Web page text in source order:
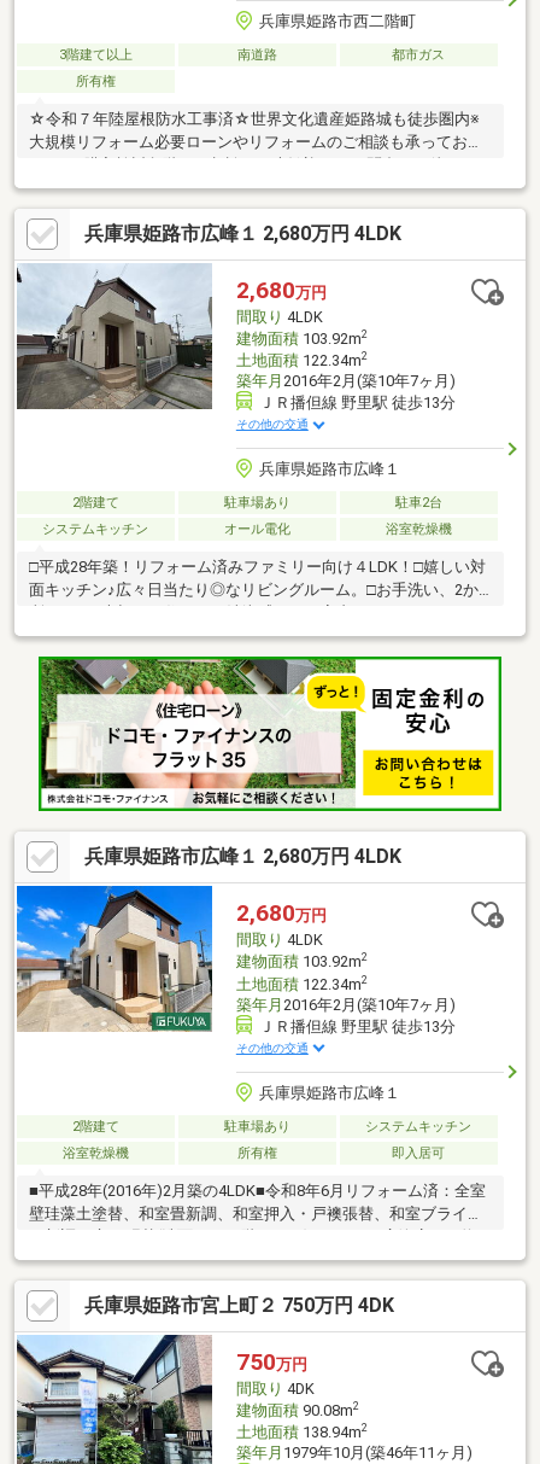
兵庫県姫路市西二階町
3階建て以上 南道路
都市ガス
所有権
☆令和７年陸屋根防水工事済☆世界文化遺産姫路城も徒歩圏内※
大規模リフォーム必要ローンやリフォームのご相談も承っており
おります(^▽^)/ハウスドゥ姫路花田 TEL 079-263-8520
兵庫県姫路市広峰１ 2,680万円 4LDK
2,680万円
間取り 4LDK
建物面積103.92m2
土地面積122.34m2
築年月 2016年2月(築10年7ヶ月)
ＪＲ播但線 野里駅 徒歩13分
その他の交通
兵庫県姫路市広峰１
2階建て 駐車場あり
駐車2台
システムキッチン
オール電化 浴室乾燥機
□平成28年築！リフォーム済みファミリー向け４LDK！□嬉しい対
面キッチン♪広々日当たり◎なリビングルーム。□お手洗い、2か
で、居心地のいい室内に仕上がっています。■建築士が物件案内
＆専門的アドバイス付き！建築士と一緒に中古物件を見学できる
ので、その場で不安や疑問を解消できます。さらに、物件の状態
をしっかりチェックする『ホームインスペクション（建物状況調
査）』も実施。安心してスムーズに中古物件を購入できます！
兵庫県姫路市広峰１ 2,680万円 4LDK
2,680万円
間取り 4LDK
建物面積103.92m2
土地面積122.34m2
築年月 2016年2月(築10年7ヶ月)
ＪＲ播但線 野里駅 徒歩13分
その他の交通
兵庫県姫路市広峰１
2階建て 駐車場あり
システムキッチン
浴室乾燥機
所有権 即入居可
■平成28年(2016年)2月築の4LDK■令和8年6月リフォーム済：全室
壁珪藻土塗替、和室畳新調、和室押入・戸襖張替、和室ブライン
260m(徒歩約4分)※私道負担：33㎡＋3.08㎡(公衆用道路)地役権設
定有(通行)
兵庫県姫路市宮上町２ 750万円 4DK
750万円
間取り 4DK
建物面積90.08m2
土地面積138.94m2
築年月 1979年10月(築46年11ヶ月)